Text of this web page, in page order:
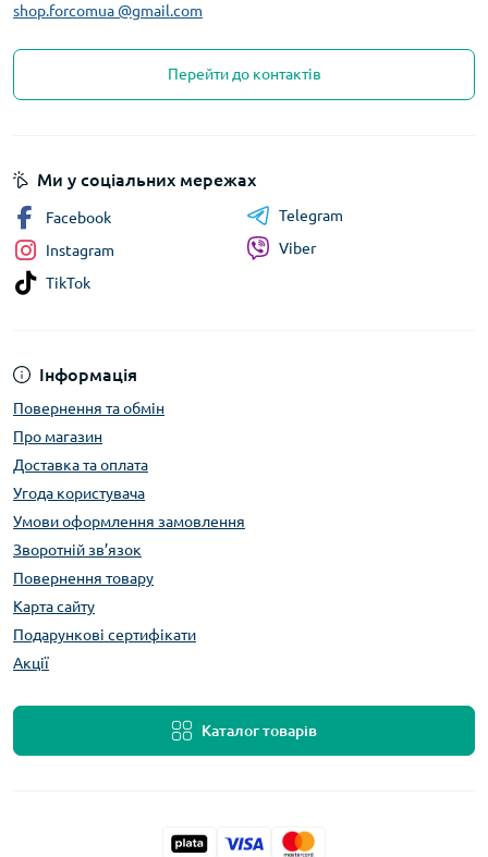
shop.forcomua @gmail.com
Перейти до контактів
Інформація
Повернення та обмін
Про магазин
Доставка та оплата
Угода користувача
Умови оформлення замовлення
Зворотній зв’язок
Повернення товару
Карта сайту
Подарункові сертифікати
Акції
Каталог товарів
Ми у соціальних мережах
Facebook
Instagram
TikTok
Telegram
Viber